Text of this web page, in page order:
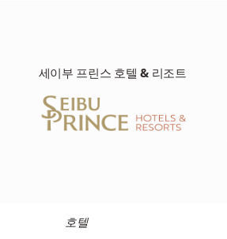
호텔
세이부 프린스 호텔 & 리조트